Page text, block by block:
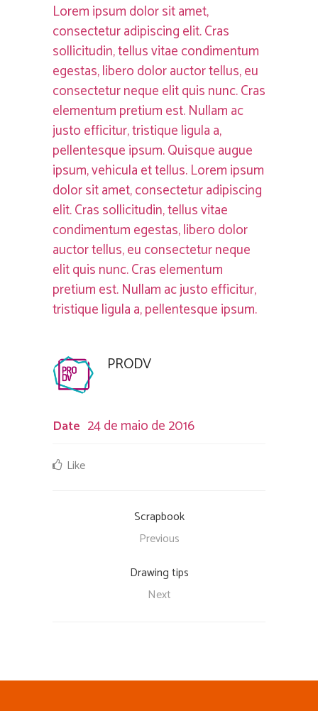
Lorem ipsum dolor sit amet,
consectetur adipiscing elit. Cras
sollicitudin, tellus vitae condimentum
egestas, libero dolor auctor tellus, eu
consectetur neque elit quis nunc. Cras
elementum pretium est. Nullam ac
justo efficitur, tristique ligula a,
pellentesque ipsum. Quisque augue
ipsum, vehicula et tellus. Lorem ipsum
dolor sit amet, consectetur adipiscing
elit. Cras sollicitudin, tellus vitae
condimentum egestas, libero dolor
auctor tellus, eu consectetur neque
elit quis nunc. Cras elementum
pretium est. Nullam ac justo efficitur,
tristique ligula a, pellentesque ipsum.
PRODV
Date 24 de maio de 2016
Like
Scrapbook
Previous
Drawing tips
Next